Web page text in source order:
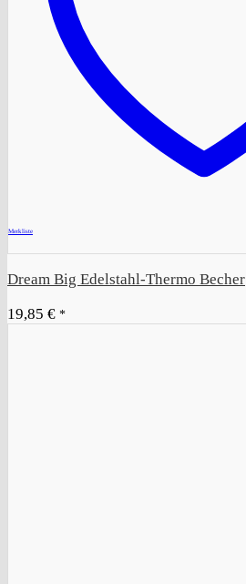
Merkliste
Dream Big Edelstahl-Thermo Becher
19,85 € *